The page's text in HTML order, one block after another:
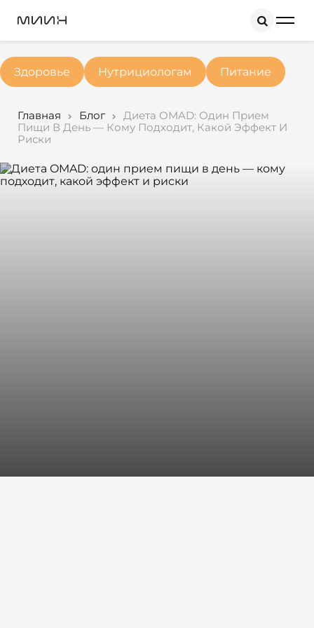
Здоровье Нутрициологам Питание
Главная Блог
Диета OMAD: Один Прием
Пищи В День — Кому Подходит, Какой Эффект И
Риски